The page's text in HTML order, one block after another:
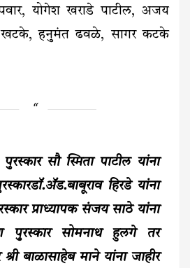
योगेश खराडे पाटील, अजय
खटके, हनुमंत ढवळे, सागर कटके
सौ स्मिता पाटील यांना
हिरडे यांना
प्राध्यापक संजय साठे यांना
सोमनाथ हुलगे तर
बाळासाहेब माने यांना जाहीर